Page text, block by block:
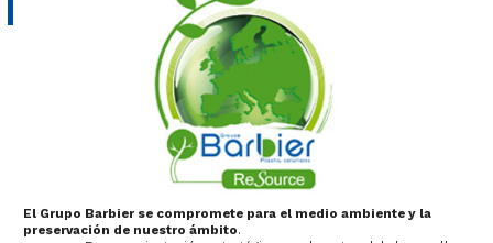
El Grupo Barbier se compromete para el medio ambiente y la
preservación de nuestro ámbito.